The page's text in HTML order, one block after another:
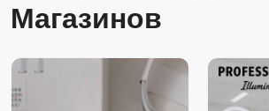
Магазинов